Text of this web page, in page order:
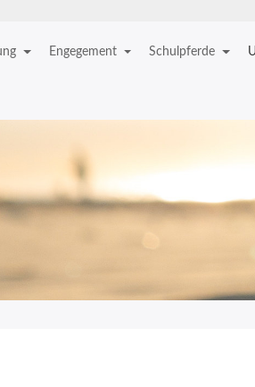
Engegement Schulpferde